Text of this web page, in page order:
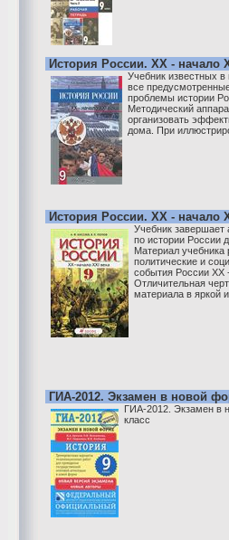
История России. XX - начало
Учебник известных
все
проблемы истории
Методический
организовать
дома. При
История России. XX - начало
Учебник завершает
по истории России
Материал учебника
политические и
события России XX
Отличительная
материала в яркой
ГИА-2012. Экзамен в новой
ГИА-2012. Экзамен в
класс